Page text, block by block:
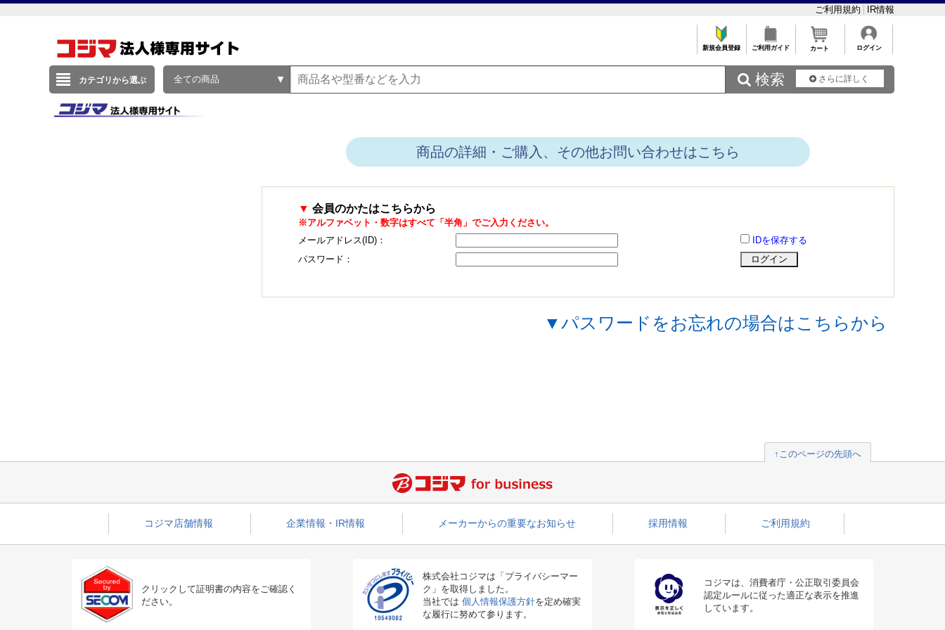
ご利用規約 IR情報
新規会員登録 ご利用ガイド カート ログイン
カテゴリから選ぶ 全ての商品  検索 さらに詳しく
商品の詳細・ご購入、その他お問い合わせはこちら
▼ 会員のかたはこちらから
※アルファベット・数字はすべて「半角」でご入力ください。
メールアドレス(ID)：
IDを保存する
パスワード：
▼パスワードをお忘れの場合はこちらから
↑このページの先頭へ
コジマ店舗情報 企業情報・IR情報 メーカーからの重要なお知らせ 採用情報 ご利用規約
クリックして証明書の内容をご確認く
ださい。
株式会社コジマは「プライバシーマー
ク」を取得しました。
当社では 個人情報保護方針を定め確実
な履行に努めて参ります。
コジマは、消費者庁・公正取引委員会
認定ルールに従った適正な表示を推進
しています。